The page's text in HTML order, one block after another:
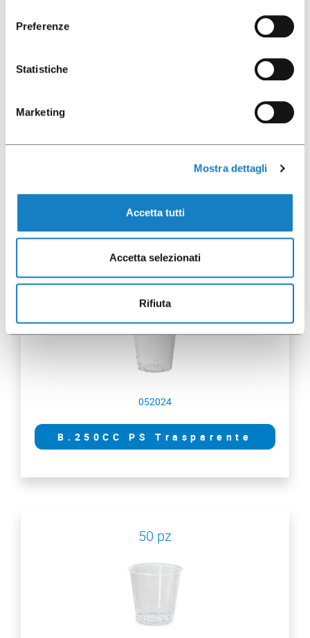
Preferenze
Statistiche
Marketing
Mostra dettagli
Accetta tutti
Accetta selezionati
Rifiuta
B.205CC PS Trasparente
50 pz
052024
B.250CC PS Trasparente
50 pz